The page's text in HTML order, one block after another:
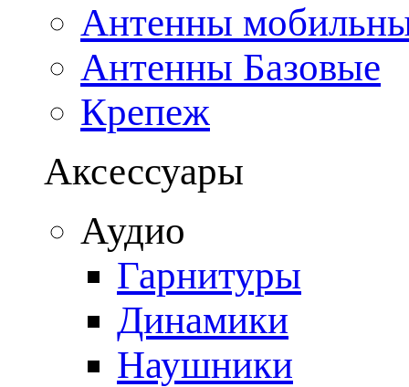
Антенны
Антенны Базовые
Крепеж
Аксессуары
Аудио
Гарнитуры
Динамики
Наушники